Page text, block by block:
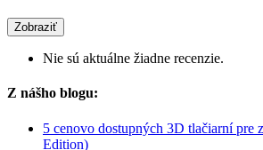
Zobraziť
Nie sú aktuálne žiadne recenzie.
Z nášho blogu:
5 cenovo dostupných 3D tlačiarní pre
Edition)